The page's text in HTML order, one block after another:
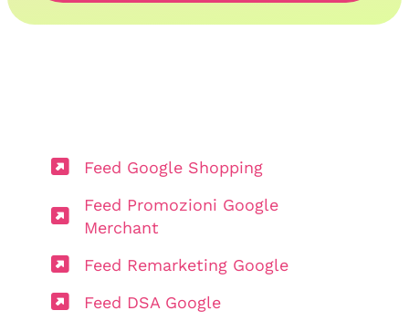
Feed Google Shopping
Feed Promozioni Google
Merchant
Feed Remarketing Google
Feed DSA Google